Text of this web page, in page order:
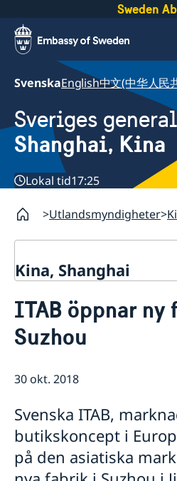
Sweden
SvenskaEnglish中文(中华人民
Sveriges
Shanghai, Kina
Lokal tid17:25
Utlandsmyndigheter
Kina, Shanghai
generalkonsulatet
Rösta i Shanghai
Pass och ID-kort
Intyg och apostille
Competent Swedish
Äktenskapscertifikat
Förnya svenskt körkort
Avgifter
Nyheter
Om generalkonsulatet
Dataskyddspolicy (GDPR)
Vi är en resurs för svenska
Team Sweden
Så kan du få stöd
Svenska företag i Kina
ITAB öppnar
Suzhou
30 okt. 2018
Svenska ITAB,
butikskoncept i
på den asiatiska